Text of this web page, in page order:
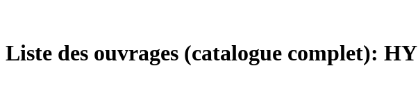
Liste des ouvrages (catalogue complet):